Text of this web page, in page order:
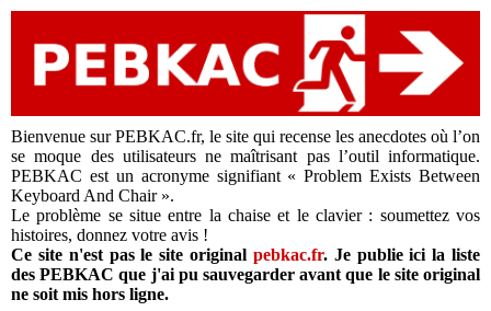
Bienvenue sur PEBKAC.fr, le site qui recense les anecdotes où l’on
se moque des utilisateurs ne maîtrisant pas l’outil informatique.
PEBKAC est un acronyme signifiant « Problem Exists Between
Keyboard And Chair ».
Le problème se situe entre la chaise et le clavier : soumettez vos
histoires, donnez votre avis !
Ce site n'est pas le site original pebkac.fr. Je publie ici la liste
des PEBKAC que j'ai pu sauvegarder avant que le site original
ne soit mis hors ligne.